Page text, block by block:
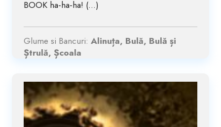
BOOK ha-ha-ha! (...)
Glume si Bancuri: Alinuța, Bulă, Bulă și
Ștrulă, Școala